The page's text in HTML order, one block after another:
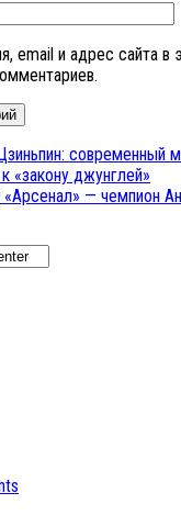
email и адрес сайта в
современный
«закону джунглей»
«Арсенал» — чемпион